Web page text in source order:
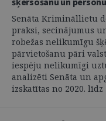
Senāta Krimināllietu
praksi, secinājumus
robežas nelikumīgu
pārvietošanu pāri
iespēju nelikumīgi
analizēti Senāta un
izskatītas no 2020. līdz